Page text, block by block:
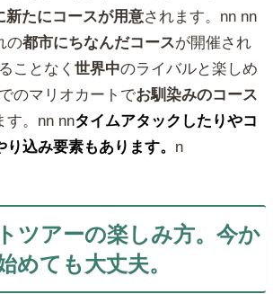
新たにコースが用意されます。nn nn
の都市にちなんだコースが開催され
ことなく世界中のライバルと楽しめ
のマリオカートでお馴染みのコース
す。nn nnタイムアタックしたりやコ
込み要素もあります。 n
ツアーの楽しみ方。今か
めても大丈夫。